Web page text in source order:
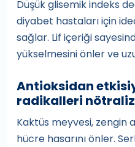
Düşük glisemik indeks
diyabet hastaları için
sağlar. Lif içeriği
yükselmesini önler ve
Antioksidan
radikalleri
Kaktüs meyvesi, zengin
hücre hasarını önler.